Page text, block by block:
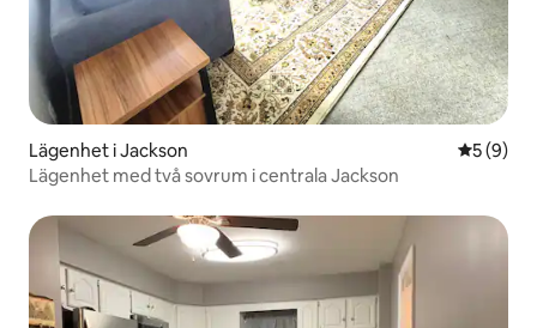
Lägenhet i Jackson 5 av 5 i
5 (9)
Lägenhet med två sovrum i centrala Jackson